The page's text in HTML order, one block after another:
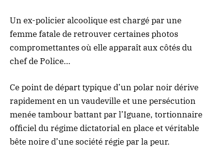
Un ex-policier alcoolique est chargé par une
femme fatale de retrouver certaines photos
compromettantes où elle apparaît aux côtés du
chef de Police…
Ce point de départ typique d’un polar noir dérive
rapidement en un vaudeville et une persécution
menée tambour battant par l’Iguane, tortionnaire
officiel du régime dictatorial en place et véritable
bête noire d’une société régie par la peur.